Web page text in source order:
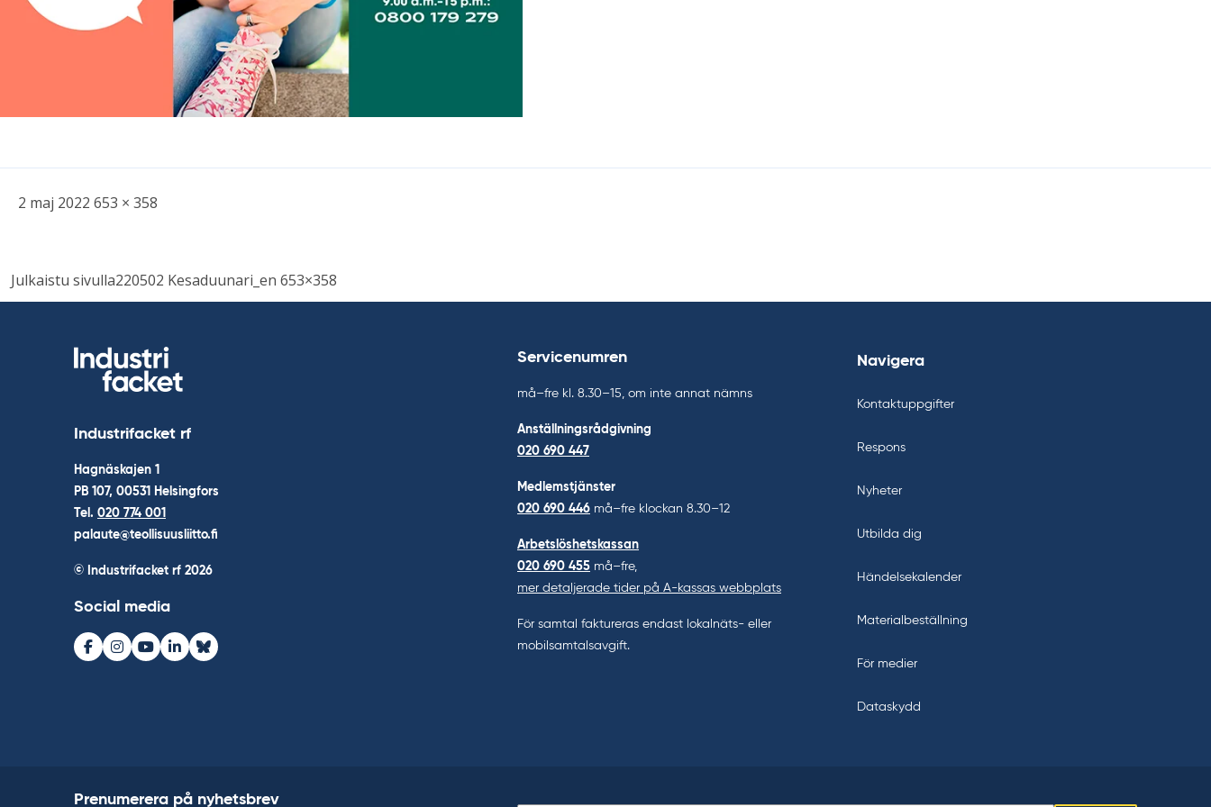
Skriven
2 maj 2022 Bild
storlek
653 × 358
Inläggsnavigering
Julkaistu sivulla220502 Kesaduunari_en 653×358
Industrifacket rf
Hagnäskajen 1
PB 107, 00531 Helsingfors
Tel. 020 774 001
palaute@teollisuusliitto.fi
© Industrifacket rf 2026
Social media
Facebook
Instagram
Youtube
LinkedInBluesky
Servicenumren
må–fre kl. 8.30–15, om inte annat nämns
Anställningsrådgivning
020 690 447
Medlemstjänster
020 690 446 må–fre klockan 8.30–12
Arbetslöshetskassan
020 690 455 må–fre,
mer detaljerade tider på A-kassas webbplats
För samtal faktureras endast lokalnäts- eller
mobilsamtalsavgift.
Navigera
Kontaktuppgifter
Respons
Nyheter
Utbilda dig
Händelsekalender
Materialbeställning
För medier
Dataskydd
Prenumerera på nyhetsbrev